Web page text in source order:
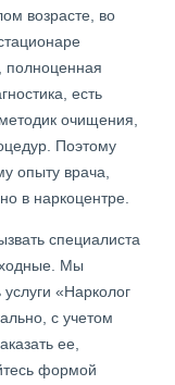
возрасте, во
полноценная
есть
очищения,
Поэтому
опыту врача,
в наркоцентре.
специалиста
Мы
«Нарколог
с учетом
ее,
формой